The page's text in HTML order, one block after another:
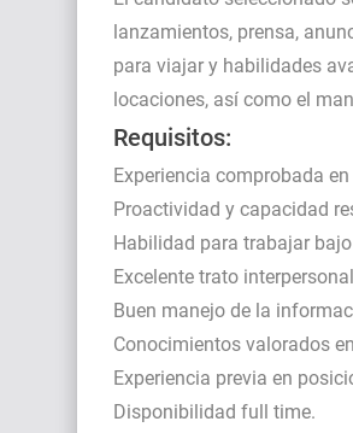
lanzamientos, prensa,
para viajar y habilidades
locaciones, así como el
Requisitos:
Experiencia comprobada
Proactividad y capacidad
Habilidad para trabajar
Excelente trato
Buen manejo de la
Conocimientos valorados
Experiencia previa en
Disponibilidad full time.